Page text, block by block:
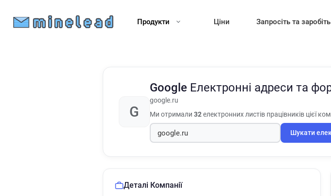
Продукти Ціни Запросіть та заробіть
G
Google Електронні адреси та
google.ru
Ми отримали 32електронних листів працівників цієї
Шукати
Деталі Компанії